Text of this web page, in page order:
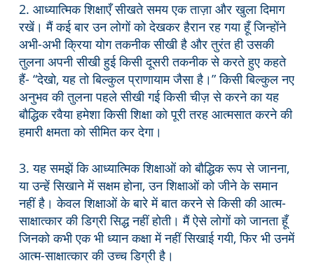
2. आध्यात्मिक शिक्षाएँ सीखते समय एक ताज़ा और खुला दिमाग
रखें। मैं कई बार उन लोगों को देखकर हैरान रह गया हूँ जिन्होंने
अभी-अभी क्रिया योग तकनीक सीखी है और तुरंत ही उसकी
तुलना अपनी सीखी हुई किसी दूसरी तकनीक से करते हुए कहते
हैं- “देखो, यह तो बिल्कुल प्राणायाम जैसा है।” किसी बिल्कुल नए
अनुभव की तुलना पहले सीखी गई किसी चीज़ से करने का यह
बौद्धिक रवैया हमेशा किसी शिक्षा को पूरी तरह आत्मसात करने की
हमारी क्षमता को सीमित कर देगा।
3. यह समझें कि आध्यात्मिक शिक्षाओं को बौद्धिक रूप से जानना,
या उन्हें सिखाने में सक्षम होना, उन शिक्षाओं को जीने के समान
नहीं है। केवल शिक्षाओं के बारे में बात करने से किसी की आत्म-
साक्षात्कार की डिग्री सिद्ध नहीं होती। मैं ऐसे लोगों को जानता हूँ
जिनको कभी एक भी ध्यान कक्षा में नहीं सिखाई गयी, फिर भी उनमें
आत्म-साक्षात्कार की उच्च डिग्री है।